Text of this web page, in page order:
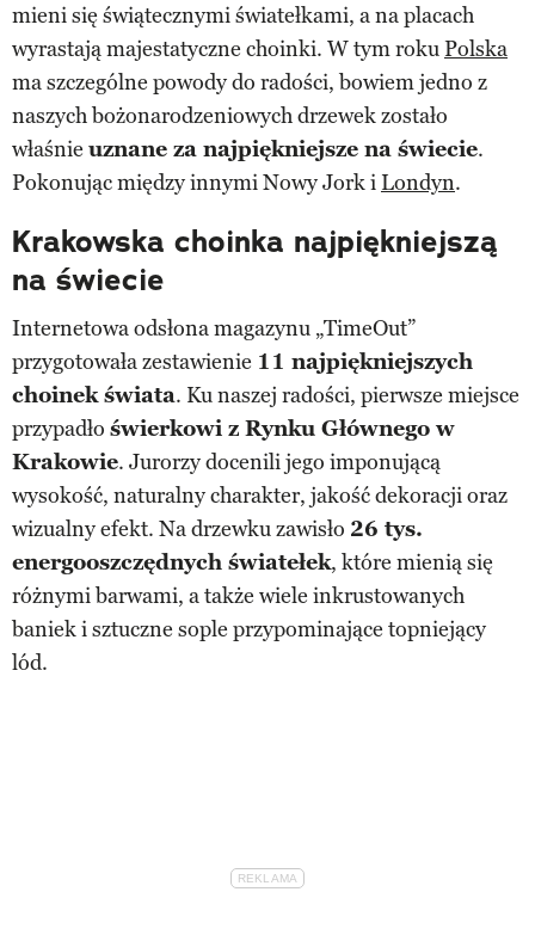
mieni się świątecznymi światełkami, a na placach
wyrastają majestatyczne choinki. W tym rokuPolska
ma szczególne powody do radości, bowiem jedno z
naszych bożonarodzeniowych drzewek zostało
właśnie uznane za najpiękniejsze na świecie.
Pokonując między innymi Nowy Jork i Londyn.
Krakowska choinka najpiękniejszą
na świecie
Internetowa odsłona magazynu „TimeOut”
przygotowała zestawienie 11 najpiękniejszych
choinek świata. Ku naszej radości, pierwsze miejsce
przypadło świerkowi z Rynku Głównego w
Krakowie. Jurorzy docenili jego imponującą
wysokość, naturalny charakter, jakość dekoracji oraz
wizualny efekt. Na drzewku zawisło 26 tys.
energooszczędnych światełek, które mienią się
różnymi barwami, a także wiele inkrustowanych
baniek i sztuczne sople przypominające topniejący
lód.